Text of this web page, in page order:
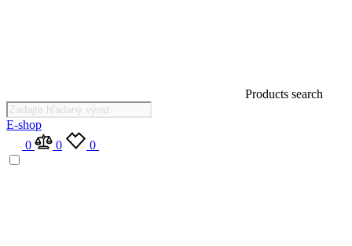
Products search
E-shop
0
0 0